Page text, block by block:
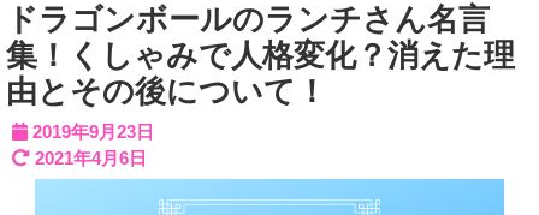
ドラゴンボールのランチさん名言
集！くしゃみで人格変化？消えた理
由とその後について！
2019年9月23日
2021年4月6日